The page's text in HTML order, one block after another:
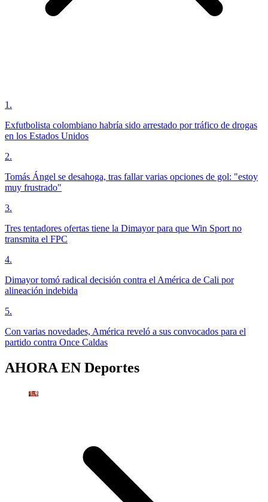
1 .
Exfutbolista colombiano habría sido arrestado por tráfico de drogas
en los Estados Unidos
2.
Tomás Ángel se desahoga, tras fallar varias opciones de gol: "estoy
muy frustrado"
3.
Tres tentadores ofertas tiene la Dimayor para que Win Sport no
transmita el FPC
4.
Dimayor tomó radical decisión contra el América de Cali por
alineación indebida
5.
Con varias novedades, América reveló a sus convocados para el
partido contra Once Caldas
AHORA EN Deportes